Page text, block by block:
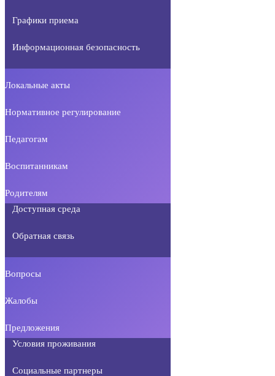
Графики приема
Информационная безопасность
Локальные акты
Нормативное регулирование
Педагогам
Воспитанникам
Родителям
Доступная среда
Обратная связь
Вопросы
Жалобы
Предложения
Условия проживания
Социальные партнеры